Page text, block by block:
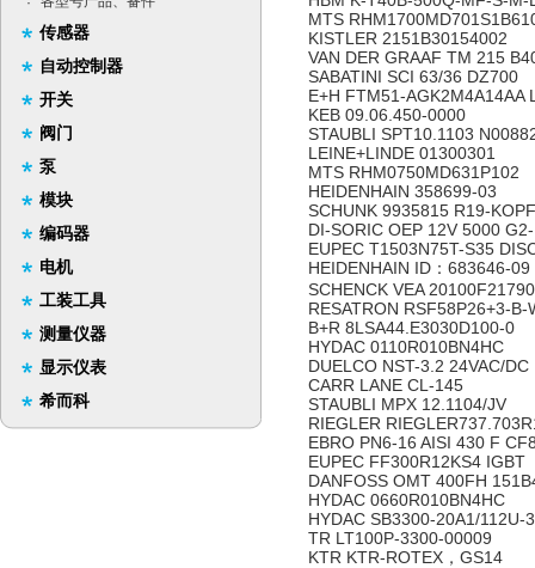
传感器
自动控制器
开关
阀门
泵
模块
编码器
电机
工装工具
测量仪器
显示仪表
希而科
MTS
KISTLER 2151B30154002
VAN DER GRAAF TM 215
SABATINI SCI 63/36 DZ700
E+H FTM51-AGK2M4A14AA
KEB 09.06.450-0000
STAUBLI SPT10.1103
LEINE+LINDE 01300301
MTS RHM0750MD631P102
HEIDENHAIN 358699-03
SCHUNK 9935815 R19-
DI-SORIC OEP 12V 5000
EUPEC T1503N75T-S35
HEIDENHAIN ID：683646-09
SCHENCK VEA
RESATRON RSF58P26+3-B-
B+R 8LSA44.E3030D100-0
HYDAC 0110R010BN4HC
DUELCO NST-3.2 24VAC/DC
CARR LANE CL-145
STAUBLI MPX 12.1104/JV
RIEGLER
EBRO PN6-16 AISI 430 F
EUPEC FF300R12KS4 IGBT
DANFOSS OMT 400FH
HYDAC 0660R010BN4HC
HYDAC SB3300-20A1/112U-
TR LT100P-3300-00009
KTR KTR-ROTEX，GS14